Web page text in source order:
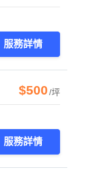
服務詳情
$500/坪
服務詳情